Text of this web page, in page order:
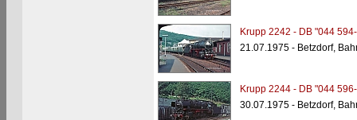
Krupp 2242 - DB "044
21.07.1975 - Betzdorf,
Krupp 2244 - DB "044
30.07.1975 - Betzdorf,